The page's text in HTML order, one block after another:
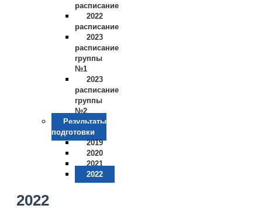
расписание
2022
расписание
2023
расписание
группы
№1
2023
расписание
группы
№2
Результаты
подготовки
2019
2020
2021
2022
2022